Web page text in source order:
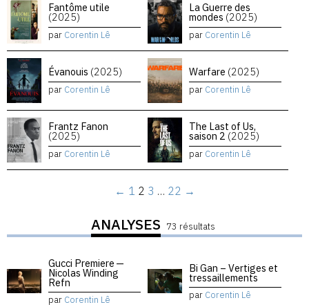
Fantôme utile
(2025)
par Corentin Lê
La Guerre des
mondes (2025)
par Corentin Lê
Évanouis (2025)
par Corentin Lê
Warfare (2025)
par Corentin Lê
Frantz Fanon
(2025)
par Corentin Lê
The Last of Us,
saison 2 (2025)
par Corentin Lê
← 1 2 3 … 22 →
ANALYSES 73 résultats
Gucci Premiere —
Nicolas Winding
Refn
par Corentin Lê
Bi Gan – Vertiges et
tressaillements
par Corentin Lê